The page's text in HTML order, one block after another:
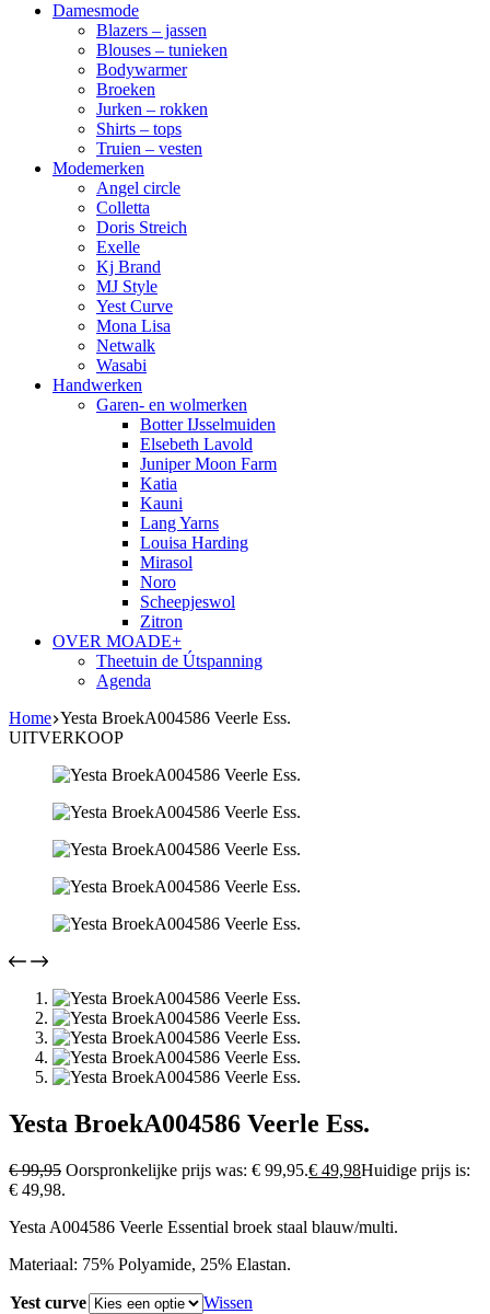
Damesmode
Blazers – jassen
Blouses – tunieken
Bodywarmer
Broeken
Jurken – rokken
Shirts – tops
Truien – vesten
Modemerken
Angel circle
Colletta
Doris Streich
Exelle
Kj Brand
MJ Style
Yest Curve
Mona Lisa
Netwalk
Wasabi
Handwerken
Garen- en wolmerken
Botter IJsselmuiden
Elsebeth Lavold
Juniper Moon Farm
Katia
Kauni
Lang Yarns
Louisa Harding
Mirasol
Noro
Scheepjeswol
Zitron
OVER MOADE+
Theetuin de Útspanning
Agenda
Home Yesta BroekA004586 Veerle Ess.
UITVERKOOP
Yesta BroekA004586 Veerle Ess.
€99,95 Oorspronkelijke prijs was: € 99,95.€ 49,98Huidige prijs is:
€ 49,98.
Yesta A004586 Veerle Essential broek staal blauw/multi.
Materiaal: 75% Polyamide, 25% Elastan.
Yest curve
Wissen